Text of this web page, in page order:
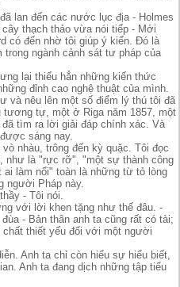
lan đến các nước lục địa - Holmes
thạch thảo vừa nói tiếp - Mới
có đến nhờ tôi giúp ý kiến. Đó là
ngành cảnh sát tư pháp của
lại thiếu hẳn những kiến thức
đỉnh cao nghệ thuật của mình.
và nêu lên một số điểm lý thú tôi đã
tự, một ở Riga năm 1857, một
tìm ra lời giải đáp chính xác. Và
sáng nay.
nhàu, trông đến kỳ quặc. Tôi đọc
là "rực rỡ", "một sự thành công
làm nổi" toàn là những từ tỏ lòng
người Pháp này.
- Tôi nói.
với lời khen tặng như thế đâu. -
- Bản thân anh ta cũng rất có tài;
thiết yếu đối với một người
Anh ta chỉ còn hiếu sự hiểu biết,
Anh ta đang dịch những tập tiểu